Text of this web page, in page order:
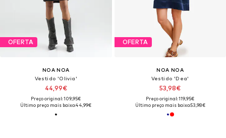
OFERTA
NOA NOA
Vestido 'Olivia'
44,99€
Preço original: 109,95€
Último preço mais baixo:44,99€
OFERTA
NOA NOA
Vestido 'Dea'
53,98€
Preço original: 119,95€
Último preço mais baixo:53,98€